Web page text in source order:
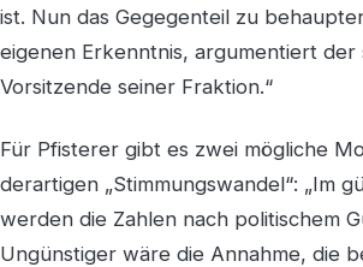
ist. Nun das Gegegenteil zu
eigenen Erkenntnis, argumentiert
Vorsitzende seiner Fraktion.“
Für Pfisterer gibt es zwei mögliche
derartigen „Stimmungswandel“: „Im
werden die Zahlen nach politischem
Ungünstiger wäre die Annahme, die